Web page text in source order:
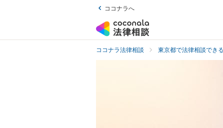
ココナラへ
ココナラ法律相談 東京都で法律相談でき